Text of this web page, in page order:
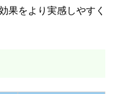
果をより実感しやすく